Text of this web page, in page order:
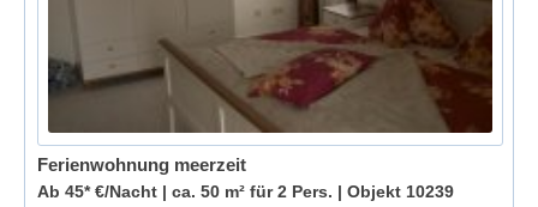
Ferienwohnung meerzeit
Ab 45* €/Nacht | ca. 50 m² für 2 Pers. | Objekt 10239